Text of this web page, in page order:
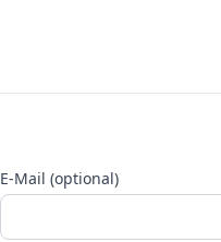
E-Mail (optional)